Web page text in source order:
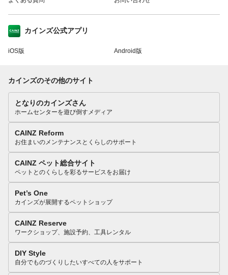
カインズ公式アプリ
iOS版 Android版
カインズのその他のサイト
となりのカインズさん
ホームセンターを遊び倒すメディア
CAINZ Reform
お住まいのメンテナンスとくらしのサポート
CAINZ ペット総合サイト
ペットとのくらしを彩るサービスをお届け
Pet’s One
カインズが展開するペットショップ
CAINZ Reserve
ワークショップ、施設予約、工具レンタル
DIY Style
自分でものづくりしたいすべての人をサポート